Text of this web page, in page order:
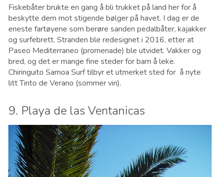
Fiskebåter brukte en gang å bli trukket på land her for å
beskytte dem mot stigende bølger på havet. I dag er de
eneste fartøyene som berøre sanden pedalbåter, kajakker
og surfebrett. Stranden ble redesignet i 2016, etter at
Paseo Mediterraneo (promenade) ble utvidet. Vakker og
bred, og det er mange fine steder for barn å leke.
Chiringuito Samoa Surf tilbyr et utmerket sted for å nyte
litt Tinto de Verano (sommer vin).
9. Playa de las Ventanicas